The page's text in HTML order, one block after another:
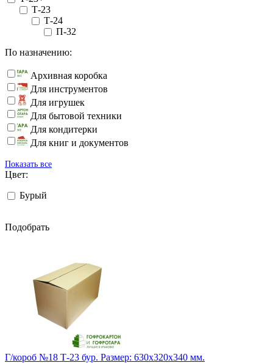
Т-23
Т-24
П-32
По назначению:
Архивная коробка
Для инструментов
Для игрушек
Для бытовой техники
Для кондитерки
Для книг и документов
Показать все
Цвет:
Бурый
Подобрать
Г/короб №18 Т-23 бур. Размер: 630х320х340 мм.